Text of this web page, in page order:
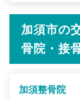
加須市の
骨院・接
加須整骨院